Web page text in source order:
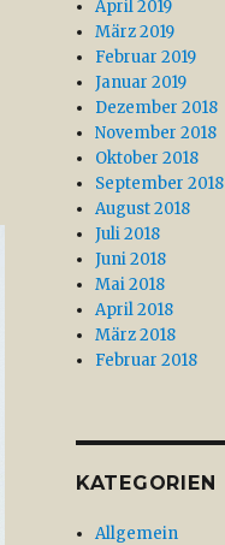
April 2019
März 2019
Februar 2019
Januar 2019
Dezember 2018
November 2018
Oktober 2018
September 2018
August 2018
Juli 2018
Juni 2018
Mai 2018
April 2018
März 2018
Februar 2018
KATEGORIEN
Allgemein